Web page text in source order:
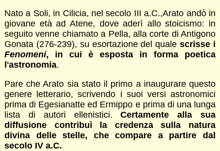
Nato a Soli, in Cilicia, nel secolo III a.C.,Arato andò in
giovane età ad Atene, dove aderì allo stoicismo: in
seguito venne chiamato a Pella, alla corte di Antigono
Gonata (276-239), su esortazione del qualescrisse i
Fenomeni, in cui è esposta in forma poetica
l'astronomia.
Pare che Arato sia stato il primo a inaugurare questo
genere letterario, scrivendo i suoi versi astronomici
prima di Egesianatte ed Ermippo e prima di una lunga
lista di autori ellenistici.Certamente alla sua
diffusione contribuì la credenza sulla natura
divina delle stelle, che compare a partire dal
secolo IV a.C.